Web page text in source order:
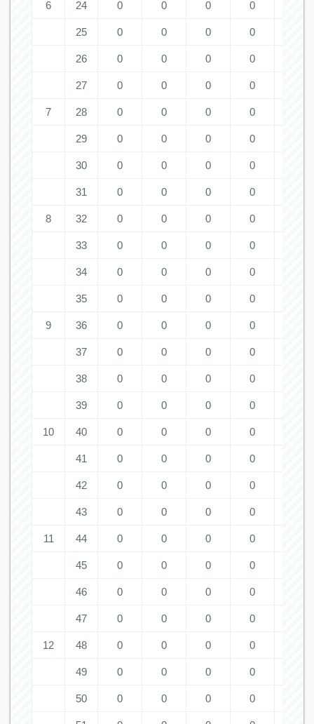
6 24 0 0 0 0
25 0 0 0 0
26 0 0 0 0
27 0 0 0 0
7 28 0 0 0 0
29 0 0 0 0
30 0 0 0 0
31 0 0 0 0
8 32 0 0 0 0
33 0 0 0 0
34 0 0 0 0
35 0 0 0 0
9 36 0 0 0 0
37 0 0 0 0
38 0 0 0 0
39 0 0 0 0
10 40 0 0 0 0
41 0 0 0 0
42 0 0 0 0
43 0 0 0 0
11 44 0 0 0 0
45 0 0 0 0
46 0 0 0 0
47 0 0 0 0
12 48 0 0 0 0
49 0 0 0 0
50 0 0 0 0